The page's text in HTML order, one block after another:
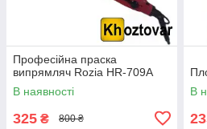
Професійна праска
випрямляч Rozia HR-709A
В наявності
325 ₴ 800 ₴
В